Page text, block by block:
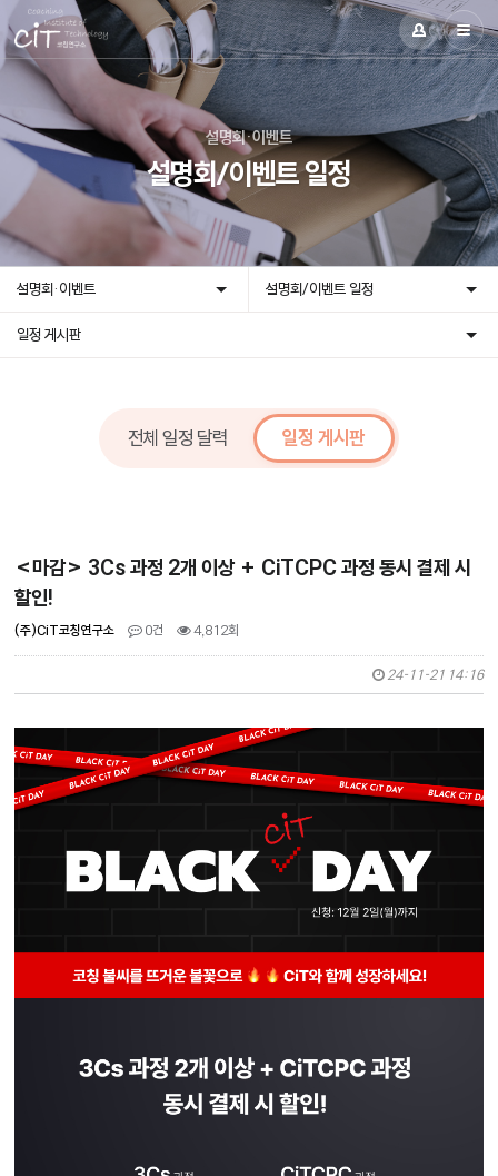
설명회·이벤트
설명회/이벤트 일정
설명회·이벤트 설명회/이벤트 일정
일정 게시판
전체 일정 달력 일정 게시판
<마감> 3Cs 과정 2개 이상 + CiTCPC 과정 동시 결제 시
할인!
(주)CiT코칭연구소 0건 4,812회
24-11-21 14:16